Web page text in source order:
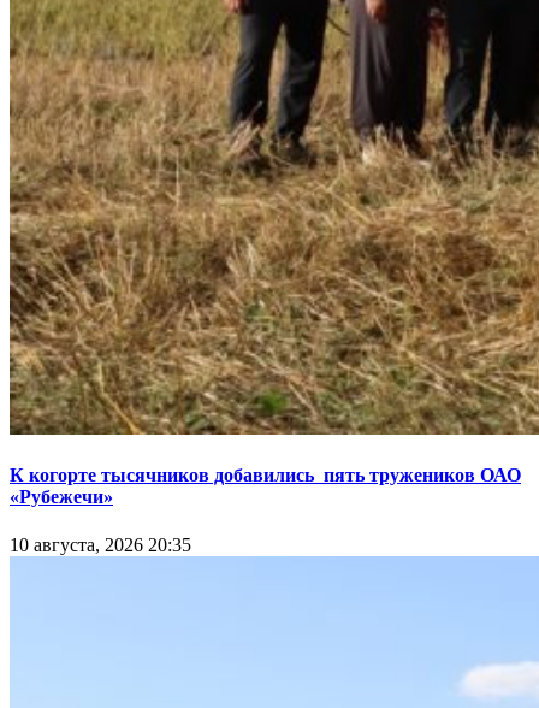
К когорте тысячников добавились пять тружеников ОАО
«Рубежечи»
10 августа, 2026 20:35